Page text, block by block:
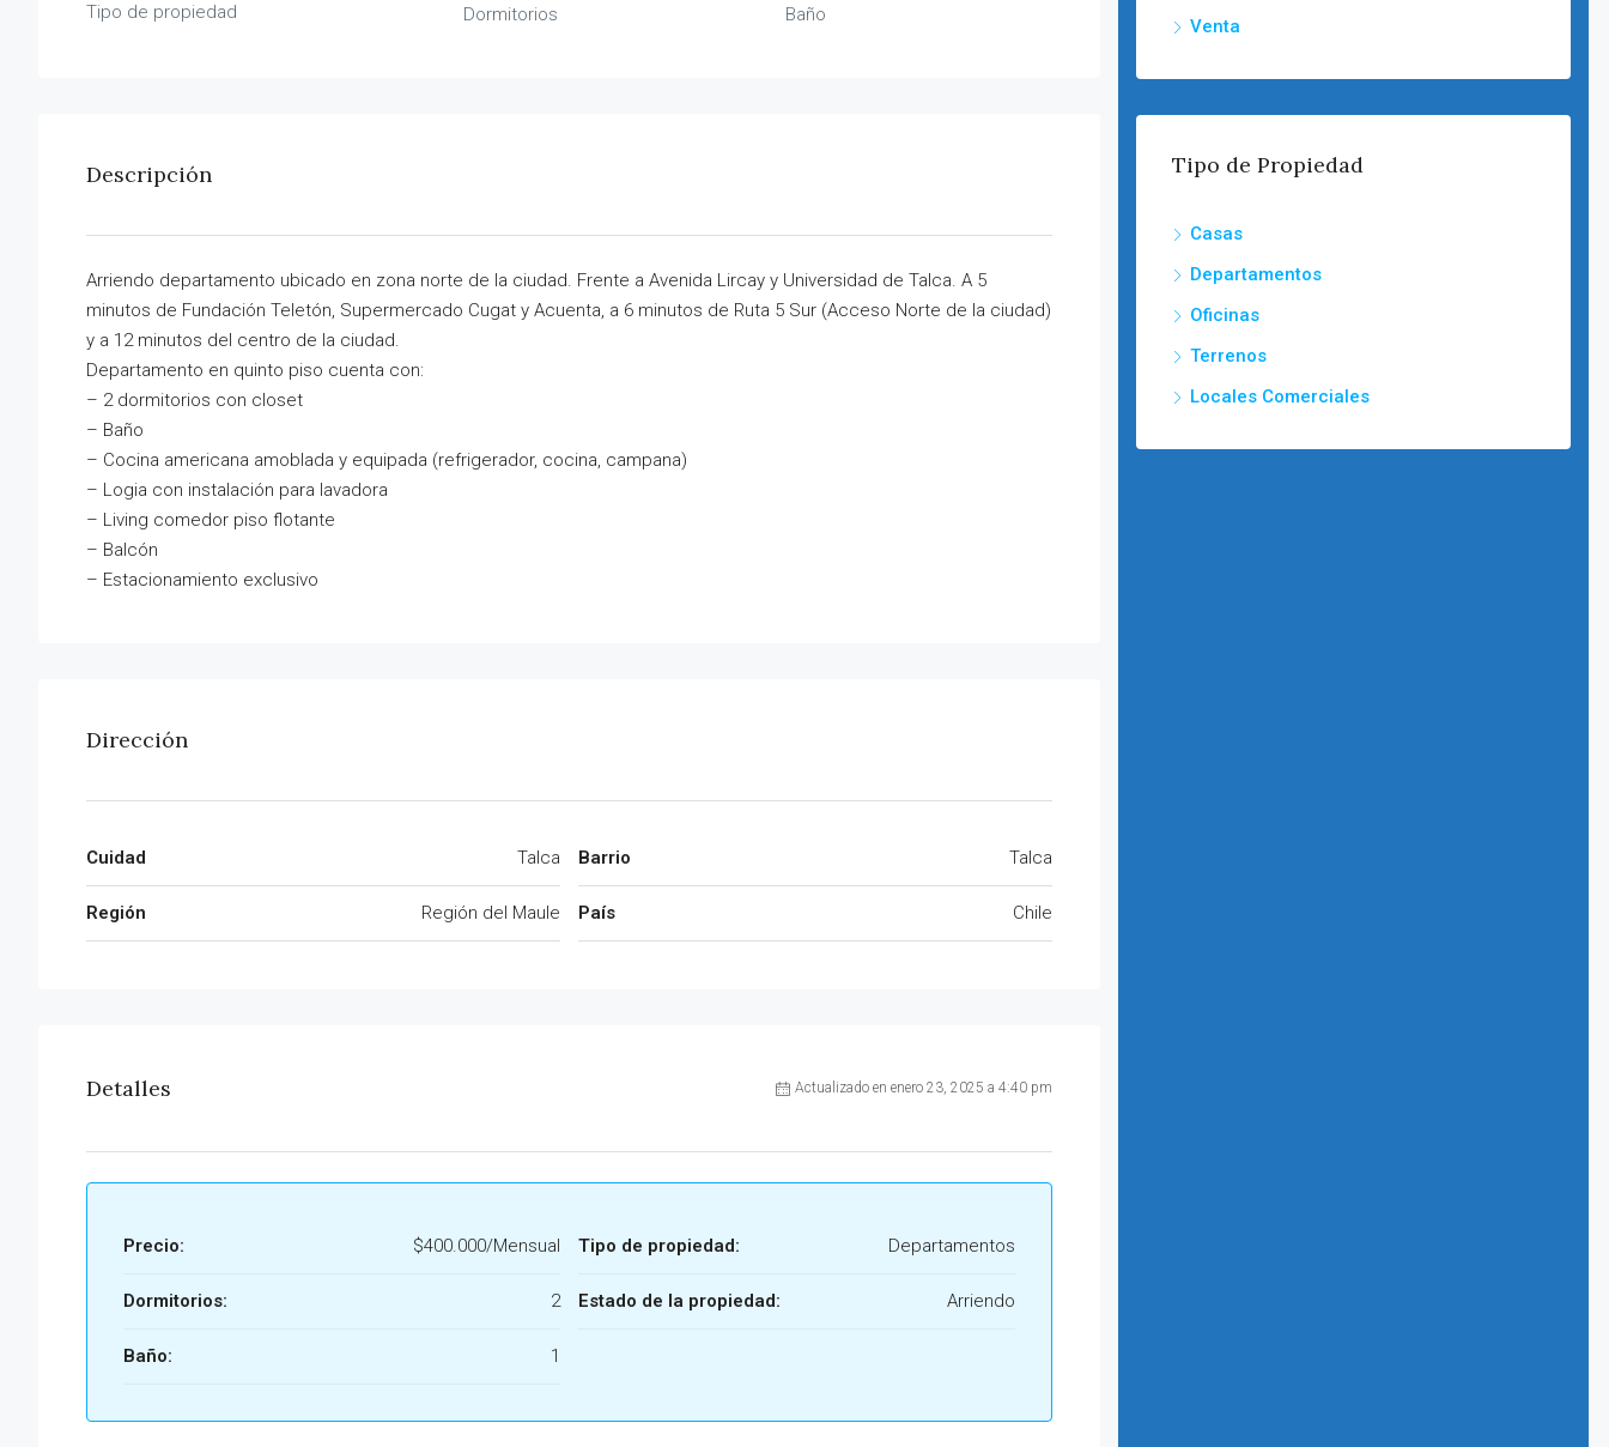
Tipo de propiedad Dormitorios Baño
Descripción
Arriendo departamento ubicado en zona norte de la ciudad. Frente a Avenida Lircay y Universidad de Talca. A 5
minutos de Fundación Teletón, Supermercado Cugat y Acuenta, a 6 minutos de Ruta 5 Sur (Acceso Norte de la ciudad)
y a 12 minutos del centro de la ciudad.
Departamento en quinto piso cuenta con:
– 2 dormitorios con closet
– Baño
– Cocina americana amoblada y equipada (refrigerador, cocina, campana)
– Logia con instalación para lavadora
– Living comedor piso flotante
– Balcón
– Estacionamiento exclusivo
Dirección
Cuidad Talca
Región Región del Maule
Barrio Talca
País Chile
Detalles Actualizado en enero 23, 2025 a 4:40 pm
Precio: $400.000/Mensual
Dormitorios: 2
Baño: 1
Tipo de propiedad: Departamentos
Estado de la propiedad: Arriendo
Venta
Tipo de Propiedad
Casas
Departamentos
Oficinas
Terrenos
Locales Comerciales